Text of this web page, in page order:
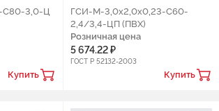
С80-3,0-Ц
Купить
ГCИ-М-3,0х2,0х0,23-С60-
2,4/3,4-ЦП (ПВХ)
Розничная цена
5 674.22 ₽
ГОСТ Р 52132-2003
Купить